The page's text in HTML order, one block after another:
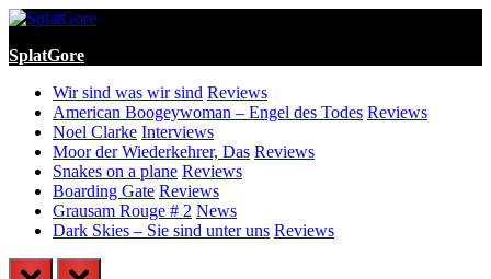
Skip
content
SplatGore
Wir sind was wir sind Reviews
American Boogeywoman – Engel des Todes Reviews
Noel Clarke Interviews
Moor der Wiederkehrer, Das Reviews
Snakes on a plane Reviews
Boarding Gate Reviews
Grausam Rouge # 2 News
Dark Skies – Sie sind unter uns Reviews
prev next